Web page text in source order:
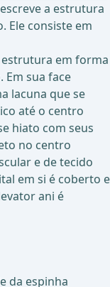
a estrutura
Ele consiste em
em forma
Em sua face
lacuna que se
até o centro
hiato com seus
no centro
e de tecido
em si é coberto e
ani é
da espinha